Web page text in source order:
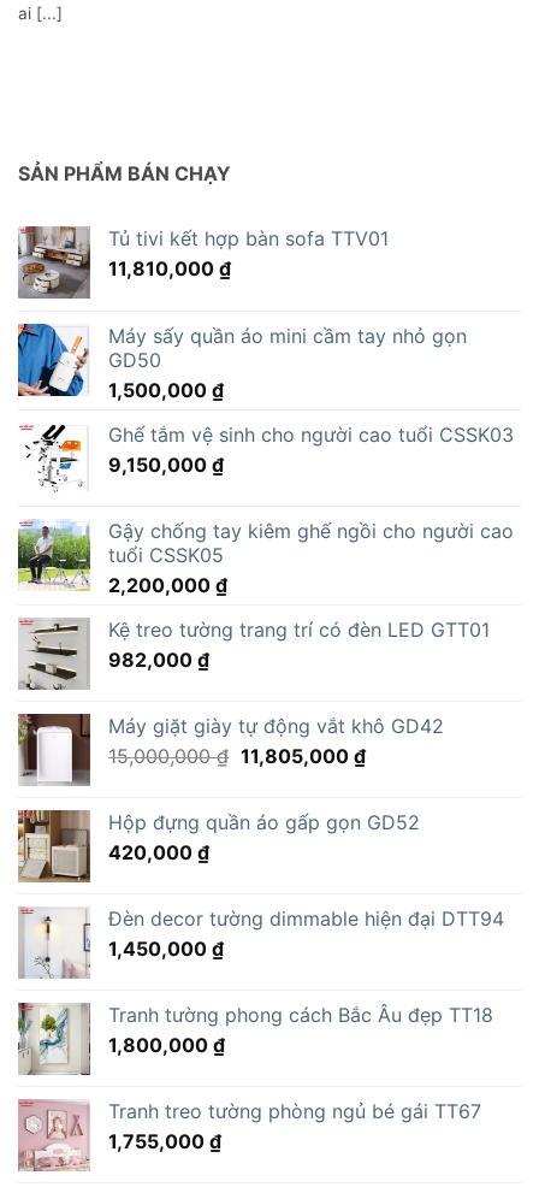
ai [...]
SẢN PHẨM BÁN CHẠY
Tủ tivi kết hợp bàn sofa TTV01
11,810,000 ₫
Máy sấy quần áo mini cầm tay nhỏ gọn
GD50
1,500,000 ₫
Ghế tắm vệ sinh cho người cao tuổi CSSK03
9,150,000 ₫
Gậy chống tay kiêm ghế ngồi cho người cao
tuổi CSSK05
2,200,000 ₫
Kệ treo tường trang trí có đèn LED GTT01
982,000 ₫
Máy giặt giày tự động vắt khô GD42
15,000,000₫ Giá
15,000,000 ₫.
11,805,000 ₫Giá
là:
Hộp đựng quần áo gấp gọn GD52
420,000 ₫
Đèn decor tường dimmable hiện đại DTT94
1,450,000 ₫
Tranh tường phong cách Bắc Âu đẹp TT18
1,800,000 ₫
Tranh treo tường phòng ngủ bé gái TT67
1,755,000 ₫